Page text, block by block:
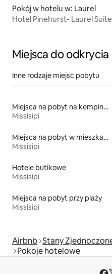
Pokój w hotelu w: Laurel
Hotel Pinehurst- Laurel
Miejsca do odkrycia
Inne rodzaje miejsc pobytu
Miejsca na pobyt na kempingach
Missisipi
Miejsca na pobyt w mieszkaniach typu condo
Missisipi
Hotele butikowe
Missisipi
Miejsca na pobyt przy plaży
Missisipi
Airbnb Stany
Pokoje hotelowe